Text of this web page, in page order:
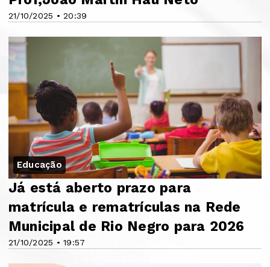
21/10/2025 • 20:39
Educação
21/10/2025 • 19:57
Já está aberto prazo para
matrícula e rematrículas na Rede
Municipal de Rio Negro para 2026